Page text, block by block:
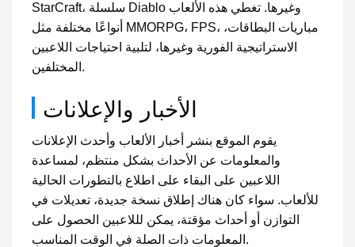
StarCraft، سلسلة Diablo وغيرها. تغطي هذه الألعاب
أنواعًا مختلفة مثل MMORPG، FPS، مباريات البطاقات،
الاستراتيجية الفورية وغيرها، لتلبية احتياجات اللاعبين
المختلفين.
الأخبار والإعلانات
يقوم الموقع بنشر أخبار الألعاب وأحدث الإعلانات
والمعلومات عن الأحداث بشكل منتظم، لمساعدة
اللاعبين على البقاء على اطلاع بالتطورات الحالية
للألعاب. سواء كان هناك إطلاق نسخة جديدة، تعديلات في
التوازن أو أحداث مؤقتة، يمكن لللاعبين الحصول على
المعلومات ذات الصلة في الوقت المناسب.